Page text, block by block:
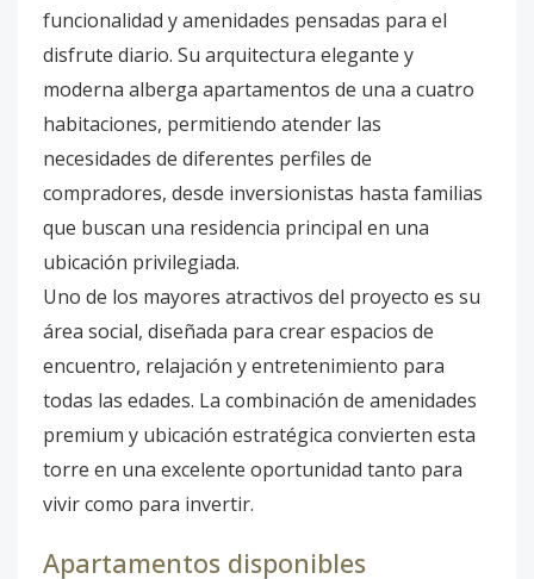
funcionalidad y amenidades pensadas para el
disfrute diario. Su arquitectura elegante y
moderna alberga apartamentos de una a cuatro
habitaciones, permitiendo atender las
necesidades de diferentes perfiles de
compradores, desde inversionistas hasta familias
que buscan una residencia principal en una
ubicación privilegiada.
Uno de los mayores atractivos del proyecto es su
área social, diseñada para crear espacios de
encuentro, relajación y entretenimiento para
todas las edades. La combinación de amenidades
premium y ubicación estratégica convierten esta
torre en una excelente oportunidad tanto para
vivir como para invertir.
Apartamentos disponibles